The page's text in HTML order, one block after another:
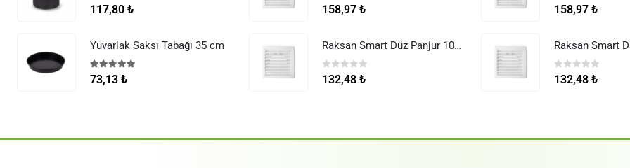
0 5 üzerinden
117,80 ₺
Yuvarlak Saksı Tabağı 35 cm
5.00 5 üzerinden
73,13 ₺
0 5 üzerinden
158,97 ₺
Raksan Smart Düz Panjur 100 mm Sinek Telli
0 5 üzerinden
132,48 ₺
0 5 üzerinden
158,97 ₺
0 5 üzerinden
132,48 ₺